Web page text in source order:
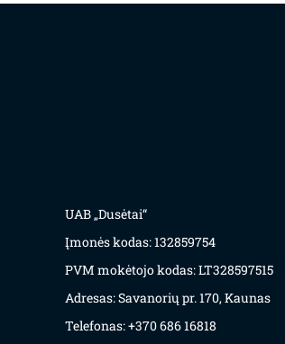
UAB „Dusėtai“
Įmonės kodas: 132859754
PVM mokėtojo kodas: LT328597515
Adresas: Savanorių pr. 170, Kaunas
Telefonas: +370 686 16818